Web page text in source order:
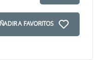
A FAVORITOS